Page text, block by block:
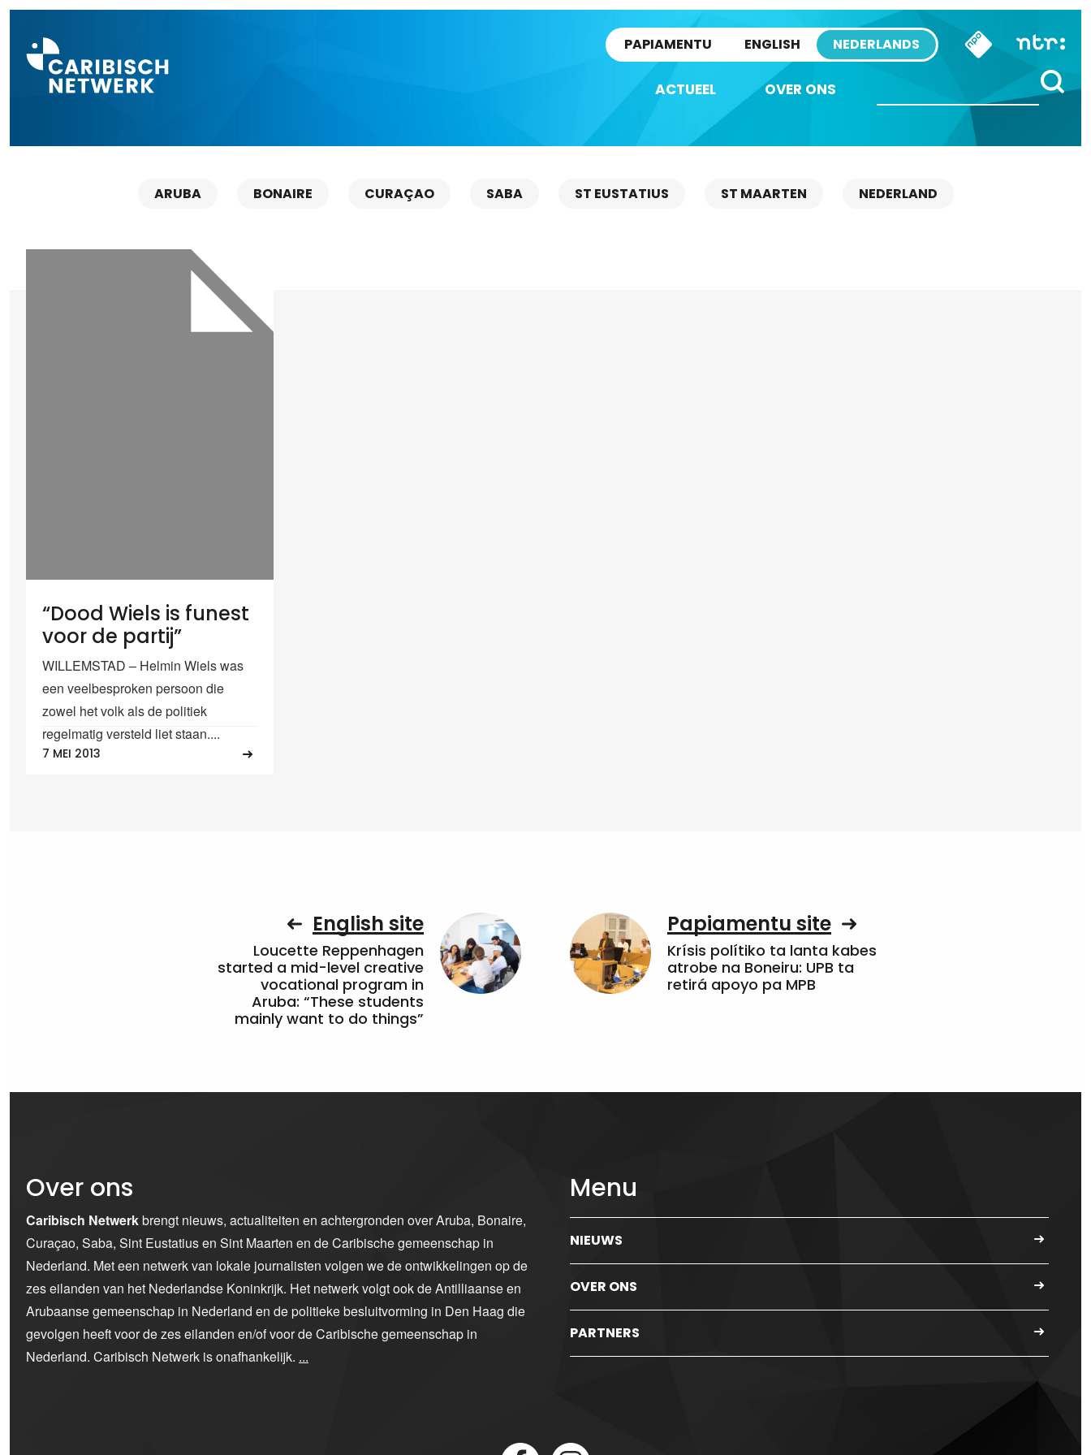
PAPIAMENTU ENGLISH NEDERLANDS
ACTUEEL OVER ONS
ARUBA BONAIRE CURAÇAO SABA ST EUSTATIUS ST MAARTEN NEDERLAND
“Dood Wiels is funest
voor de partij”
WILLEMSTAD – Helmin Wiels was
een veelbesproken persoon die
zowel het volk als de politiek
regelmatig versteld liet staan....
7 MEI 2013
English site
Loucette Reppenhagen
started a mid-level creative
vocational program in
Aruba: “These students
mainly want to do things”
Papiamentu site
Krísis polítiko ta lanta kabes
atrobe na Boneiru: UPB ta
retirá apoyo pa MPB
Over ons
Caribisch Netwerkbrengt nieuws, actualiteiten en achtergronden over Aruba, Bonaire,
Curaçao, Saba, Sint Eustatius en Sint Maarten en de Caribische gemeenschap in
Nederland. Met een netwerk van lokale journalisten volgen we de ontwikkelingen op de
zes eilanden van het Nederlandse Koninkrijk. Het netwerk volgt ook de Antilliaanse en
Arubaanse gemeenschap in Nederland en de politieke besluitvorming in Den Haag die
gevolgen heeft voor de zes eilanden en/of voor de Caribische gemeenschap in
Nederland. Caribisch Netwerk is onafhankelijk. ...
Menu
NIEUWS
OVER ONS
PARTNERS